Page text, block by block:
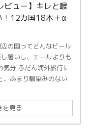
ビュー】キレと喉
！12カ国18本＋α
の国ってどんなビール
暑いし、エールよりも
気分 ふだん海外旅行に
、あまり馴染みのない
を見る